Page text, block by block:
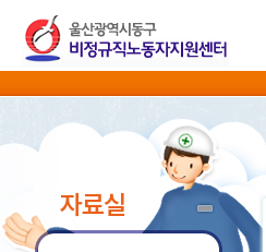
자료실